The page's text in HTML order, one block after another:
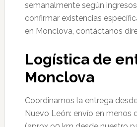
semanalmente según
confirmar existencias
en Monclova, contáctanos
Logística de
Monclova
Coordinamos la entrega
Nuevo León: envío en menos